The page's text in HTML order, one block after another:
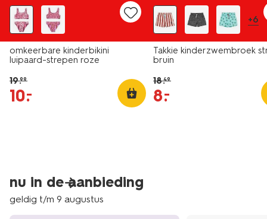
omkeerbare kinderbikini
luipaard-strepen roze
19.99
10.
–
+6
Takkie kinderzwembroek
bruin
18.49
8.
–
nu in de aanbieding
geldig t/m 9 augustus